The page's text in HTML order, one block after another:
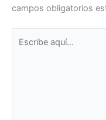
campos obligatorios
aquí...